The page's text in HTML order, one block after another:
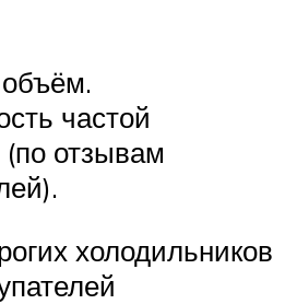
частой
отзывам
холодильников